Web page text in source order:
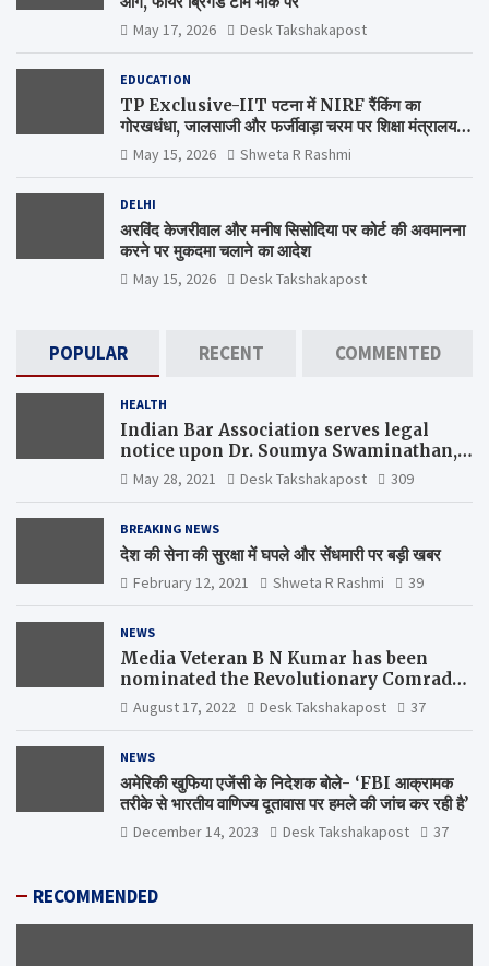
May 17, 2026 Desk Takshakapost
EDUCATION
TP Exclusive-IIT पटना में NIRF रैंकिंग का
गोरखधंधा, जालसाजी और फर्जीवाड़ा चरम पर शिक्षा मंत्रालय
कब जागेगा ?
May 15, 2026 Shweta R Rashmi
DELHI
अरविंद केजरीवाल और मनीष सिसोदिया पर कोर्ट की अवमानना
करने पर मुकदमा चलाने का आदेश
May 15, 2026 Desk Takshakapost
POPULAR RECENT COMMENTED
HEALTH
Indian Bar Association serves legal
notice upon Dr. Soumya Swaminathan,
the Chief Scientist, WHO
May 28, 2021 Desk Takshakapost 309
BREAKING NEWS
देश की सेना की सुरक्षा में घपले और सेंधमारी पर बड़ी खबर
February 12, 2021 Shweta R Rashmi 39
NEWS
Media Veteran B N Kumar has been
nominated the Revolutionary Comrade
Shiv Varma Media Award 2022-23
August 17, 2022 Desk Takshakapost 37
NEWS
अमेरिकी खुफिया एजेंसी के निदेशक बोले- ‘FBI आक्रामक
तरीके से भारतीय वाणिज्य दूतावास पर हमले की जांच कर रही है’
December 14, 2023 Desk Takshakapost 37
RECOMMENDED